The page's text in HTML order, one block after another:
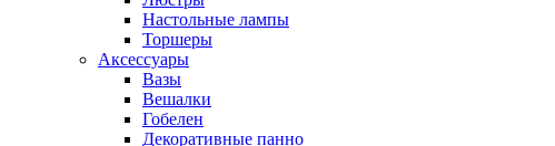
Настольные лампы
Торшеры
Аксессуары
Вазы
Вешалки
Гобелен
Декоративные панно